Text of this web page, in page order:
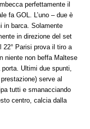
perfettamente il
fa GOL. L’uno – due è
in barca. Solamente
in direzione del set
22° Parisi prova il tiro a
niente non beffa Maltese
Ultimi due spunti,
serve al
tutti e smanacciando
centro, calcia dalla